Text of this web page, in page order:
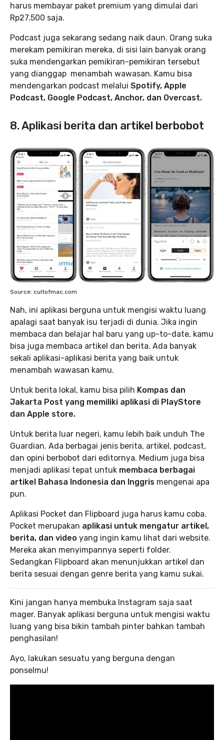
harus membayar paket premium yang dimulai dari
Rp27.500 saja.
Podcast juga sekarang sedang naik daun. Orang suka
merekam pemikiran mereka, di sisi lain banyak orang
suka mendengarkan pemikiran-pemikiran tersebut
yang dianggap menambah wawasan. Kamu bisa
mendengarkan podcast melalui Spotify, Apple
Podcast, Google Podcast, Anchor, dan Overcast.
8. Aplikasi berita dan artikel berbobot
Source: cultofmac.com
Nah, ini aplikasi berguna untuk mengisi waktu luang
apalagi saat banyak isu terjadi di dunia. Jika ingin
membaca dan belajar hal baru yang up-to-date, kamu
bisa juga membaca artikel dan berita. Ada banyak
sekali aplikasi-aplikasi berita yang baik untuk
menambah wawasan kamu.
Untuk berita lokal, kamu bisa pilih Kompas dan
Jakarta Post yang memiliki aplikasi di PlayStore
dan Apple store.
Untuk berita luar negeri, kamu lebih baik unduh The
Guardian. Ada berbagai jenis berita, artikel, podcast,
dan opini berbobot dari editornya. Medium juga bisa
menjadi aplikasi tepat untuk membaca berbagai
artikel Bahasa Indonesia dan Inggris mengenai apa
pun.
Aplikasi Pocket dan Flipboard juga harus kamu coba.
Pocket merupakan aplikasi untuk mengatur artikel,
berita, dan video yang ingin kamu lihat dari website.
Mereka akan menyimpannya seperti folder.
Sedangkan Flipboard akan menunjukkan artikel dan
berita sesuai dengan genre berita yang kamu sukai.
Kini jangan hanya membuka Instagram saja saat
mager. Banyak aplikasi berguna untuk mengisi waktu
luang yang bisa bikin tambah pinter bahkan tambah
penghasilan!
Ayo, lakukan sesuatu yang berguna dengan
ponselmu!